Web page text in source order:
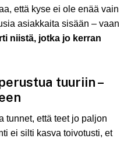
että kyse ei ole enää vain
asiakkaita sisään – vaan
niistä, jotka jo kerran
tuuriin –
tunnet, että teet jo paljon
ei silti kasva toivotusti, et